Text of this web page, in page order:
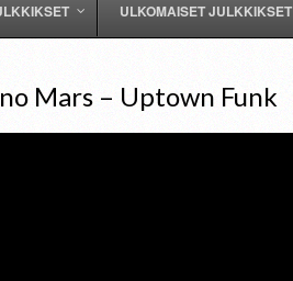
ULKOMAISET JULKKIKSET
Mars – Uptown Funk